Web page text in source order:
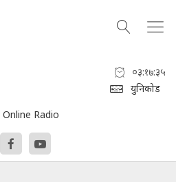
०३:१७:३६
युनिकोड
Online Radio